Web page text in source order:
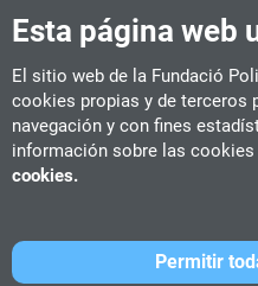
Esta página web
El sitio web de la Fundació
cookies propias y de terceros
navegación y con fines
información sobre las
cookies.
Permitir
CITM
C/ de la Igualtat,